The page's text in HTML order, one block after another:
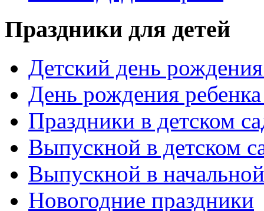
Праздники для детей
Детский день
День рождения
Праздники в детском
Выпускной в детском
Выпускной в
Новогодние праздники